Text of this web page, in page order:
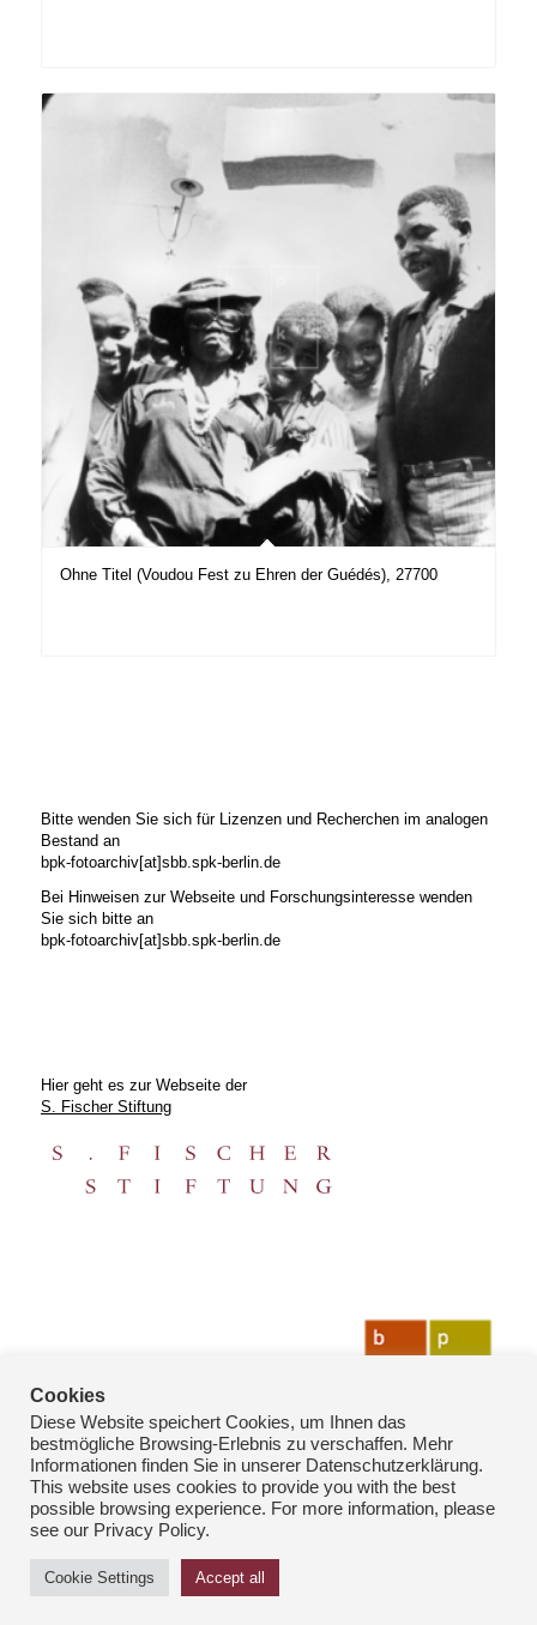
Ohne Titel (Voudou Fest zu Ehren der Guédés), 27700
Bitte wenden Sie sich für Lizenzen und Recherchen im analogen
Bestand an
bpk-fotoarchiv[at]sbb.spk-berlin.de
Bei Hinweisen zur Webseite und Forschungsinteresse wenden
Sie sich bitte an
bpk-fotoarchiv[at]sbb.spk-berlin.de
Hier geht es zur Webseite der
S. Fischer Stiftung
© Copyright: bpk-Fotoarchiv 2026
Cookies
Diese Website speichert Cookies, um Ihnen das
bestmögliche Browsing-Erlebnis zu verschaffen. Mehr
Informationen finden Sie in unserer Datenschutzerklärung.
This website uses cookies to provide you with the best
possible browsing experience. For more information, please
see our Privacy Policy.
Cookie Settings Accept all